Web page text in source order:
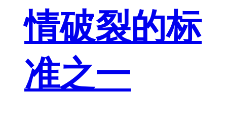
情破裂的标
准之一